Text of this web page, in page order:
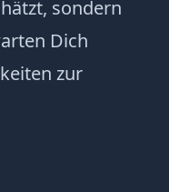
sondern
Dich
zur